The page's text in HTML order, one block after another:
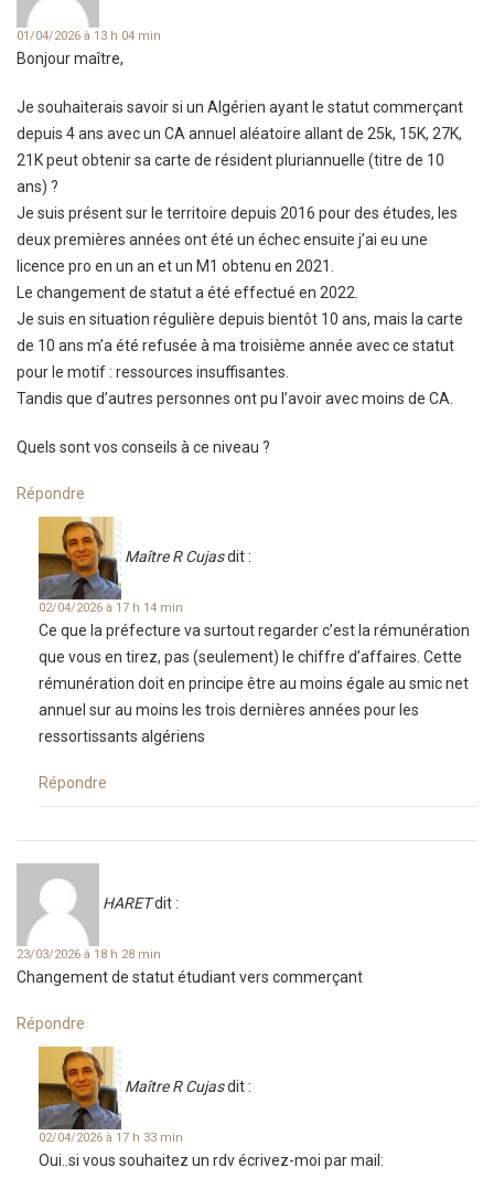
01/04/2026 à 13 h 04 min
Bonjour maître,
Je souhaiterais savoir si un Algérien ayant le statut commerçant
depuis 4 ans avec un CA annuel aléatoire allant de 25k, 15K, 27K,
21K peut obtenir sa carte de résident pluriannuelle (titre de 10
ans) ?
Je suis présent sur le territoire depuis 2016 pour des études, les
deux premières années ont été un échec ensuite j’ai eu une
licence pro en un an et un M1 obtenu en 2021.
Le changement de statut a été effectué en 2022.
Je suis en situation régulière depuis bientôt 10 ans, mais la carte
de 10 ans m’a été refusée à ma troisième année avec ce statut
pour le motif : ressources insuffisantes.
Tandis que d’autres personnes ont pu l’avoir avec moins de CA.
Quels sont vos conseils à ce niveau ?
Répondre
Maître R Cujasdit :
02/04/2026 à 17 h 14 min
Ce que la préfecture va surtout regarder c’est la rémunération
que vous en tirez, pas (seulement) le chiffre d’affaires. Cette
rémunération doit en principe être au moins égale au smic net
annuel sur au moins les trois dernières années pour les
ressortissants algériens
Répondre
HARETdit :
23/03/2026 à 18 h 28 min
Changement de statut étudiant vers commerçant
Répondre
Maître R Cujasdit :
02/04/2026 à 17 h 33 min
Oui..si vous souhaitez un rdv écrivez-moi par mail: